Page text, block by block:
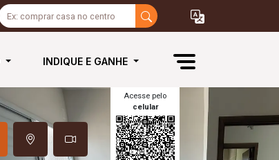
INDIQUE E GANHE
Acesse pelo
celular